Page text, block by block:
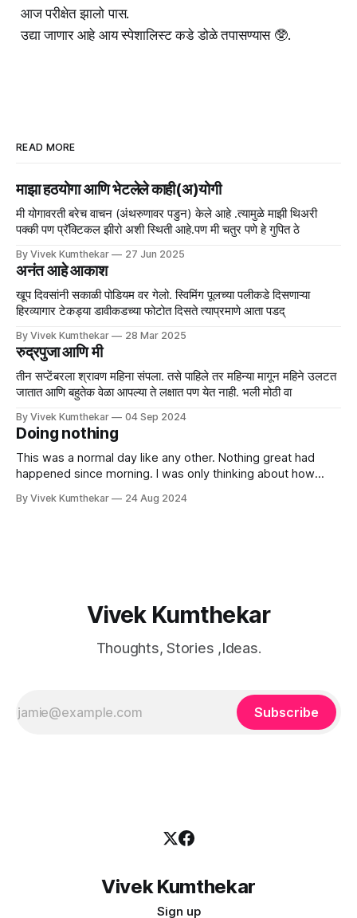
आज परीक्षेत झालो पास.
उद्या जाणार आहे आय स्पेशालिस्ट कडे डोळे तपासण्यास 🥸.
READ MORE
माझा हठयोगा आणि भेटलेले काही(अ)योगी
मी योगावरती बरेच वाचन (अंथरुणावर पडुन) केले आहे .त्यामुळे माझी थिअरी
पक्की पण प्रॅक्टिकल झीरो अशी स्थिती आहे.पण मी चतुर पणे हे गुपित ठे
By Vivek Kumthekar 27 Jun 2025
अनंत आहे आकाश
खूप दिवसांनी सकाळी पोडियम वर गेलो. स्विमिंग पूलच्या पलीकडे दिसणाऱ्या
हिरव्यागार टेकड्या डावीकडच्या फोटोत दिसते त्याप्रमाणे आता पडद्
By Vivek Kumthekar 28 Mar 2025
रुद्रपुजा आणि मी
तीन सप्टेंबरला श्रावण महिना संपला. तसे पाहिले तर महिन्या मागून महिने उलटत
जातात आणि बहुतेक वेळा आपल्या ते लक्षात पण येत नाही. भली मोठी वा
By Vivek Kumthekar 04 Sep 2024
Doing nothing
This was a normal day like any other. Nothing great had
happened since morning. I was only thinking about how
and started thinking of various things that I wanted to do, I
By Vivek Kumthekar 24 Aug 2024
Vivek Kumthekar
Thoughts, Stories ,Ideas.
Subscribe
Vivek Kumthekar
Sign up